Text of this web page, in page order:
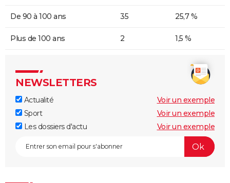
De 90 à 100 ans 35 25,7 %
Plus de 100 ans 2 1,5 %
NEWSLETTERS
Actualité
Voir un exemple
Sport
Voir un exemple
Les dossiers d'actu
Voir un exemple